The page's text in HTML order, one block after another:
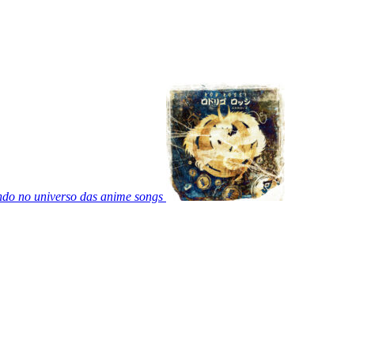
no universo das anime songs